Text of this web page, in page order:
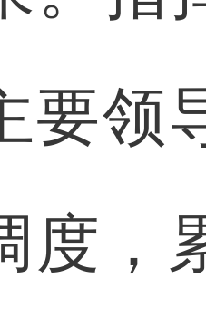
要领
度，